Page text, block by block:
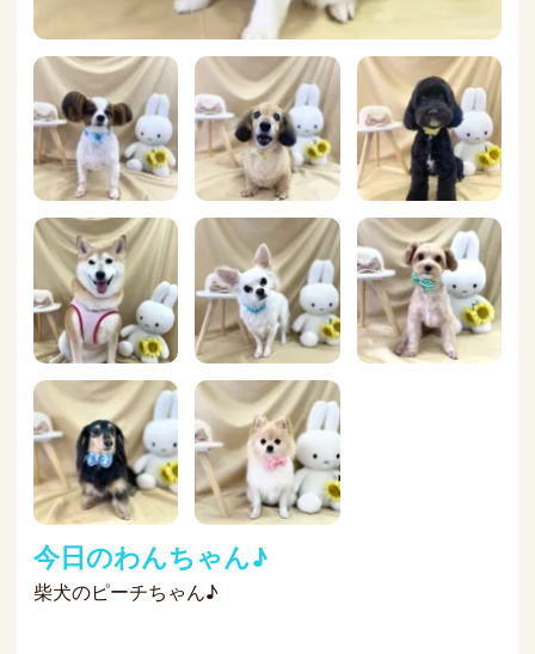
今日のわんちゃん♪
柴犬のピーチちゃん♪